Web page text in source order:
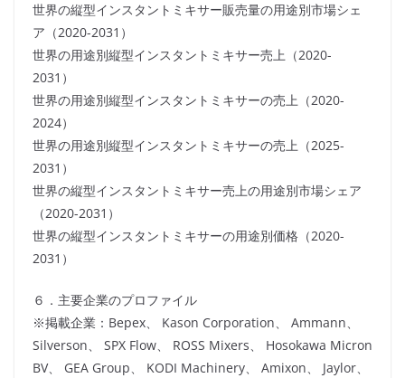
世界の縦型インスタントミキサー販売量の用途別市場シェ
ア（2020-2031）
世界の用途別縦型インスタントミキサー売上（2020-
2031）
世界の用途別縦型インスタントミキサーの売上（2020-
2024）
世界の用途別縦型インスタントミキサーの売上（2025-
2031）
世界の縦型インスタントミキサー売上の用途別市場シェア
（2020-2031）
世界の縦型インスタントミキサーの用途別価格（2020-
2031）
６．主要企業のプロファイル
※掲載企業：Bepex、 Kason Corporation、 Ammann、
Silverson、 SPX Flow、 ROSS Mixers、 Hosokawa Micron
BV、 GEA Group、 KODI Machinery、 Amixon、 Jaylor、